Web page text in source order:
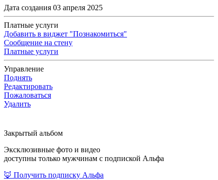
Дата создания 03 апреля 2025
Платные услуги
Добавить в виджет "Познакомиться"
Сообщение на стену
Платные услуги
Управление
Поднять
Редактировать
Пожаловаться
Удалить
Закрытый альбом
Эксклюзивные фото и видео
доступны только мужчинам с подпиской Альфа
🦊 Получить подписку Альфа